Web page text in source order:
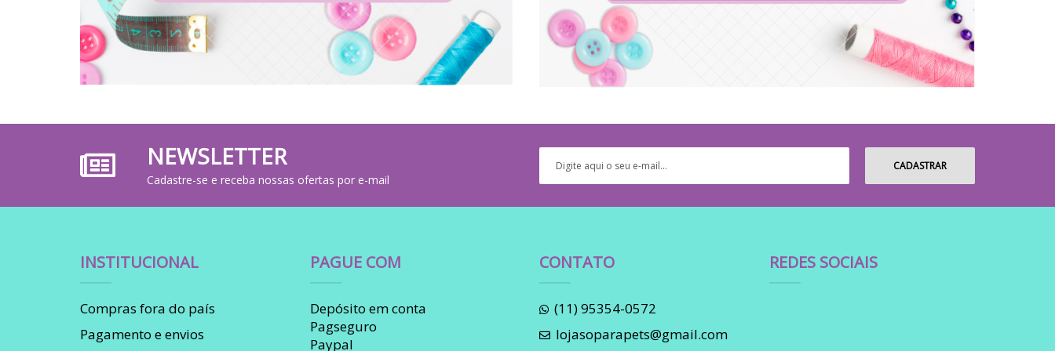
NEWSLETTER
Cadastre-se e receba nossas ofertas por e-mail
INSTITUCIONAL
Compras fora do país
Pagamento e envios
PAGUE COM
Depósito em conta
Pagseguro
Paypal
CONTATO
(11) 95354-0572
lojasoparapets@gmail.com
REDES SOCIAIS